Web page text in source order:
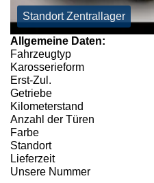
Standort Zentrallager
Allgemeine Daten:
Fahrzeugtyp
Karosserieform
Erst-Zul.
Getriebe
Kilometerstand
Anzahl der Türen
Farbe
Standort
Lieferzeit
Unsere Nummer